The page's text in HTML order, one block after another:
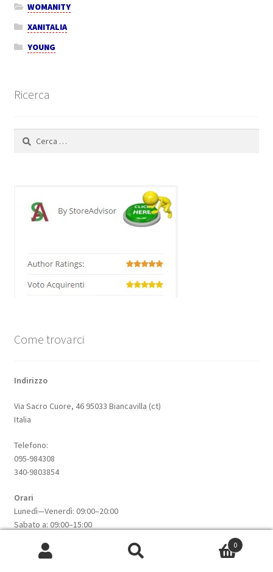
WOMANITY
XANITALIA
YOUNG
Ricerca
Ricerca
Come trovarci
Indirizzo
Via Sacro Cuore, 46 95033 Biancavilla (ct)
Italia
Telefono:
095-984308
340-9803854
Orari
Lunedì—Venerdì: 09:00–20:00
Sabato a: 09:00–15:00
0